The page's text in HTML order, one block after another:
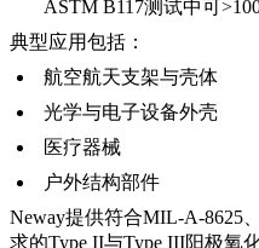
ASTM B117测试中可
典型应用包括：
航空航天支架与壳体
光学与电子设备外壳
医疗器械
户外结构部件
Neway提供符合MIL-A-8625
求的Type II与Type III阳极氧